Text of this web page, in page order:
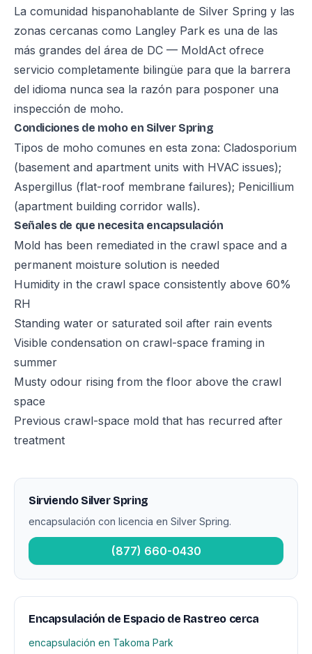
La comunidad hispanohablante de Silver Spring y las
zonas cercanas como Langley Park es una de las
más grandes del área de DC — MoldAct ofrece
servicio completamente bilingüe para que la barrera
del idioma nunca sea la razón para posponer una
inspección de moho.
Condiciones de moho en Silver Spring
Tipos de moho comunes en esta zona: Cladosporium
(basement and apartment units with HVAC issues);
Aspergillus (flat-roof membrane failures); Penicillium
(apartment building corridor walls).
Señales de que necesita encapsulación
Mold has been remediated in the crawl space and a
permanent moisture solution is needed
Humidity in the crawl space consistently above 60%
RH
Standing water or saturated soil after rain events
Visible condensation on crawl-space framing in
summer
Musty odour rising from the floor above the crawl
space
Previous crawl-space mold that has recurred after
treatment
Sirviendo Silver Spring
encapsulación con licencia en Silver Spring.
(877) 660-0430
Encapsulación de Espacio de Rastreo cerca
encapsulación en Takoma Park